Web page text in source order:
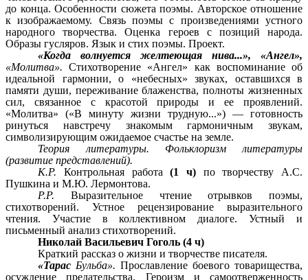
до конца. Особенности сюжета поэмы. Авторское отношение
к изображаемому. Связь поэмы с произведениями устного
народного творчества. Оценка героев с позиций народа.
Образы гусляров. Язык и стих поэмы. Проект.
«Когда волнуется желтеющая нива...», «Ангел»,
«Молитва».Стихотворение «Ангел» как воспоминание об
идеальной гармонии, о «небесных» звуках, оставшихся в
памяти души, переживание блаженства, полноты жизненных
сил, связанное с красотой природы и ее проявлений.
«Молитва» («В минуту жизни трудную...») — готовность
ринуться навстречу знакомым гармоничным звукам,
символизирующим ожидаемое счастье на земле.
Теория литературы. Фольклоризм литературы
(развитие представлений).
К.Р. Контрольная работа(1 ч) по творчеству А.С.
Пушкина и М.Ю. Лермонтова.
P.P. Выразительное чтение отрывков поэмы,
стихотворений. Устное рецензирование выразительного
чтения. Участие в коллективном диалоге. Устный и
письменный анализ стихотворений.
Николай Васильевич Гоголь (4 ч)
Краткий рассказ о жизни и творчестве писателя.
«Тарас Бульба».Прославление боевого товарищества,
осуждение предательства. Героизм и самоотверженность